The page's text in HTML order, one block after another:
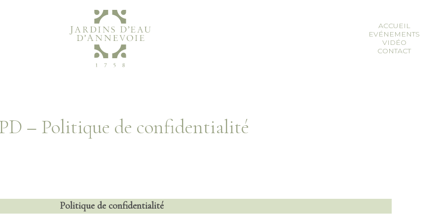
ACCUEIL
EVÉNEMENTS
VIDÉO
CONTACT
en nl
– Politique de confidentialité
Politique de confidentialité